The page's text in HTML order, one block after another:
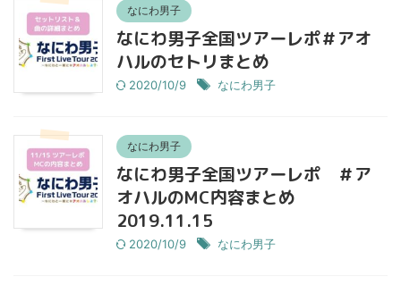
なにわ男子
なにわ男子全国ツアーレポ＃アオ
ハルのセトリまとめ
2020/10/9 なにわ男子
なにわ男子
なにわ男子全国ツアーレポ ＃ア
オハルのMC内容まとめ
2019.11.15
2020/10/9 なにわ男子